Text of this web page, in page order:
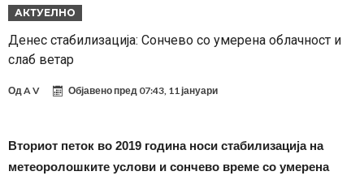
АКТУЕЛНО
Денес стабилизација: Сончево со умерена облачност и
слаб ветар
ОдA V Објавено пред 07:43, 11 јануари
Вториот петок во 2019 година носи стабилизација на
метеоролошките услови и сончево време со умерена